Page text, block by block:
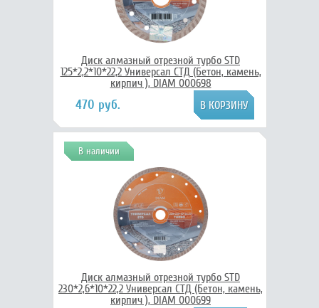
Диск алмазный отрезной турбо STD
125*2,2*10*22,2 Универсал СТД (Бетон, камень,
кирпич ), DIAM 000698
470 руб.
В наличии
Диск алмазный отрезной турбо STD
230*2,6*10*22,2 Универсал СТД (Бетон, камень,
кирпич ), DIAM 000699